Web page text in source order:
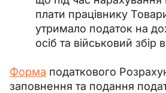
плати працівнику
утримало податок на
осіб та військовий збір
Форма податкового
заповнення та подання